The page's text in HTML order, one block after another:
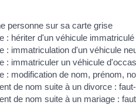
personne sur sa carte grise
: hériter d'un véhicule
: immatriculation d'un véhicule
: immatriculer un véhicule
: modification de nom, prénom,
de nom suite à un divorce :
de nom suite à un mariage :